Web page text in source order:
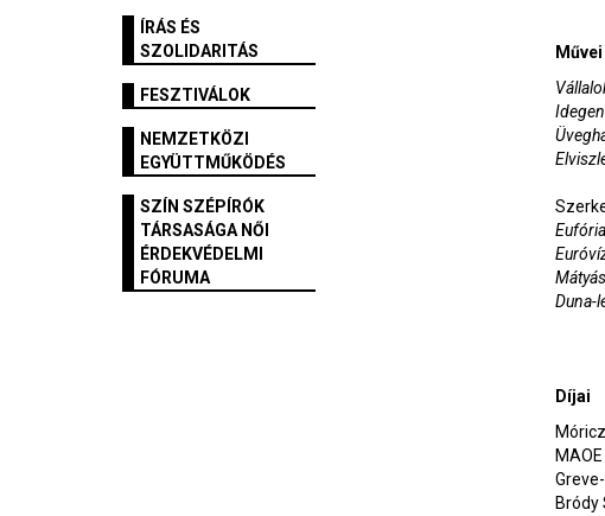
ÍRÁS ÉS
SZOLIDARITÁS
FESZTIVÁLOK
NEMZETKÖZI
EGYÜTTMŰKÖDÉS
SZÍN SZÉPÍRÓK
TÁRSASÁGA NŐI
ÉRDEKVÉDELMI
FÓRUMA
Művei
Idegen
Eufória
Duna-
Díjai
Bródy